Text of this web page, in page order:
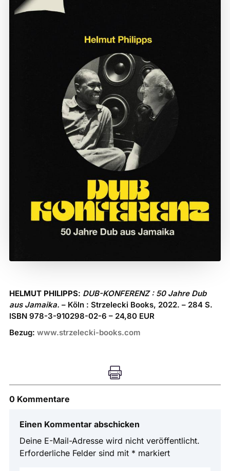
HELMUT PHILIPPS: DUB-KONFERENZ : 50 Jahre Dub
aus Jamaika. – Köln : Strzelecki Books, 2022. – 284 S.
ISBN 978-3-910298-02-6 – 24,80 EUR
Bezug: www.strzelecki-books.com

0 Kommentare
Einen Kommentar abschicken
Deine E-Mail-Adresse wird nicht veröffentlicht.
Erforderliche Felder sind mit * markiert